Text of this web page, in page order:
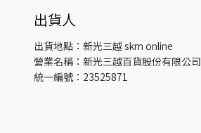
出貨人
出貨地點：新光三越 skm online
營業名稱：新光三越百貨股份有限公司
統一編號：23525871